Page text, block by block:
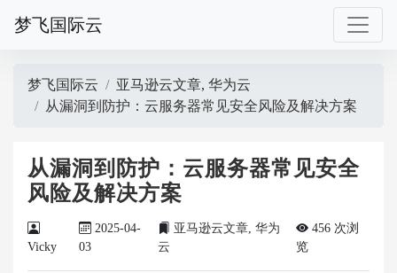
梦飞国际云
梦飞国际云 亚马逊云文章, 华为云
从漏洞到防护：云服务器常见安全风险及解决方案
从漏洞到防护：云服务器常见安全
风险及解决方案
Vicky
2025-04-
03
亚马逊云文章,华为
云
456 次浏
览